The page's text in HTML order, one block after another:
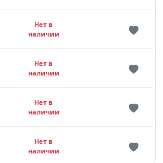
Нет в
наличии
Нет в
наличии
Нет в
наличии
Нет в
наличии